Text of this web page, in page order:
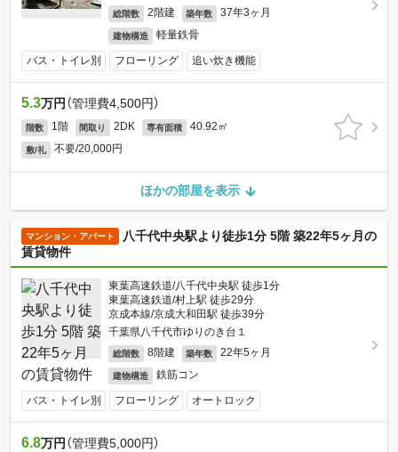
総階数 2階建 築年数 37年3ヶ月
建物構造 軽量鉄骨
バス・トイレ別 フローリング 追い炊き機能
5.3万円 （管理費4,500円）
階数 1階 間取り 2DK 専有面積 40.92㎡
敷/礼 不要/20,000円
ほかの部屋を表示
マンション・アパート
八千代中央駅より徒歩1分 5階 築22年5ヶ月の
賃貸物件
東葉高速鉄道/八千代中央駅 徒歩1分
東葉高速鉄道/村上駅 徒歩29分
京成本線/京成大和田駅 徒歩39分
千葉県八千代市ゆりのき台１
総階数 8階建 築年数 22年5ヶ月
建物構造 鉄筋コン
バス・トイレ別 フローリング オートロック
6.8万円 （管理費5,000円）